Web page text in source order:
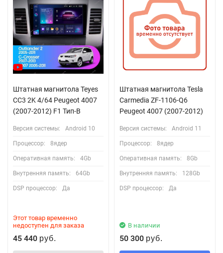
Штатная магнитола Teyes
CC3 2K 4/64 Peugeot 4007
(2007-2012) F1 Тип-B
Версия системы: Android 10
Процессор: 8ядер
Оперативная память: 4Gb
Внутренняя память: 64Gb
DSP процессор: Да
Этот товар временно
недоступен для заказа
45 440 руб.
Штатная магнитола Tesla
Carmedia ZF-1106-Q6
Peugeot 4007 (2007-2012)
Версия системы: Android 11
Процессор: 8ядер
Оперативная память: 8Gb
Внутренняя память: 128Gb
DSP процессор: Да
В наличии
50 300 руб.